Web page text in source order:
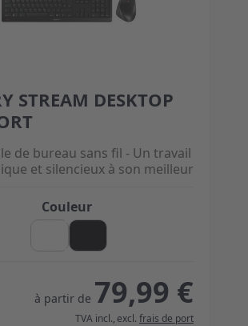
Couleur
de bureau sans fil - Un travail
et silencieux à son meilleur
depends on the options chosen on the
STREAM DESKTOP
à partir de 79,99 €
TVA incl., excl. frais de port